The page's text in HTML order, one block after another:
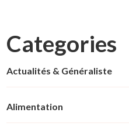
Categories
Actualités & Généraliste
Alimentation